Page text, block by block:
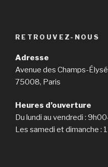
10
page
essay
in
RETROUVEZ-NOUS
Adresse
Avenue des Champs-
75008, Paris
Heures d’ouverture
Du lundi au vendredi :
Les samedi et dimanche :